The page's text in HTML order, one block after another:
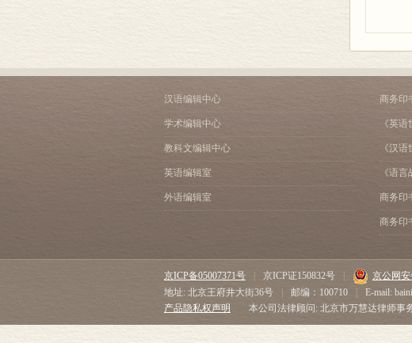
汉语编辑中心
学术编辑中心
教科文编辑中心
英语编辑室
外语编辑室
商务印
《英
《汉
《语
商务印
商务印
京ICP备05007371号 京ICP证150832号 京公网安
地址: 北京王府井大街36号
邮编：100710
E-mail:
产品隐私权声明
本公司法律顾问: 北京市万慧达律师事